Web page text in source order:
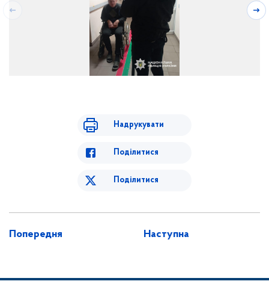
Надрукувати
Поділитися
Поділитися
Попередня Наступна